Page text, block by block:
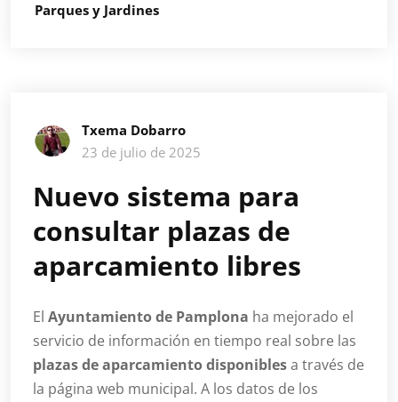
Parques y Jardines
Txema Dobarro
23 de julio de 2025
Nuevo sistema para
consultar plazas de
aparcamiento libres
El Ayuntamiento de Pamplona ha mejorado el
servicio de información en tiempo real sobre las
plazas de aparcamiento disponiblesa través de
la página web municipal. A los datos de los